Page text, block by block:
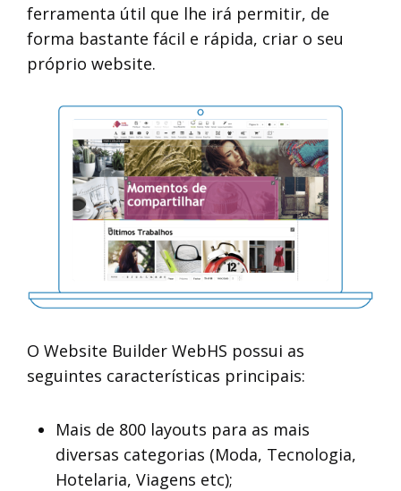
ferramenta útil que lhe irá permitir, de
forma bastante fácil e rápida, criar o seu
próprio website.
O Website Builder WebHS possui as
seguintes características principais:
Mais de 800 layouts para as mais
diversas categorias (Moda, Tecnologia,
Hotelaria, Viagens etc);